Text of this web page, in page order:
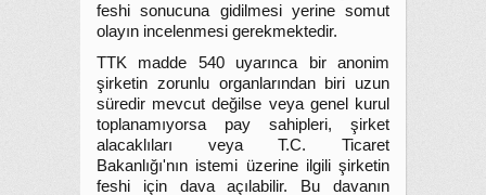
feshi sonucuna gidilmesi yerine somut
olayın incelenmesi gerekmektedir.
TTK madde 540 uyarınca bir anonim
şirketin zorunlu organlarından biri uzun
süredir mevcut değilse veya genel kurul
toplanamıyorsa pay sahipleri, şirket
alacaklıları veya T.C. Ticaret
Bakanlığı'nın istemi üzerine ilgili şirketin
feshi için dava açılabilir. Bu davanın